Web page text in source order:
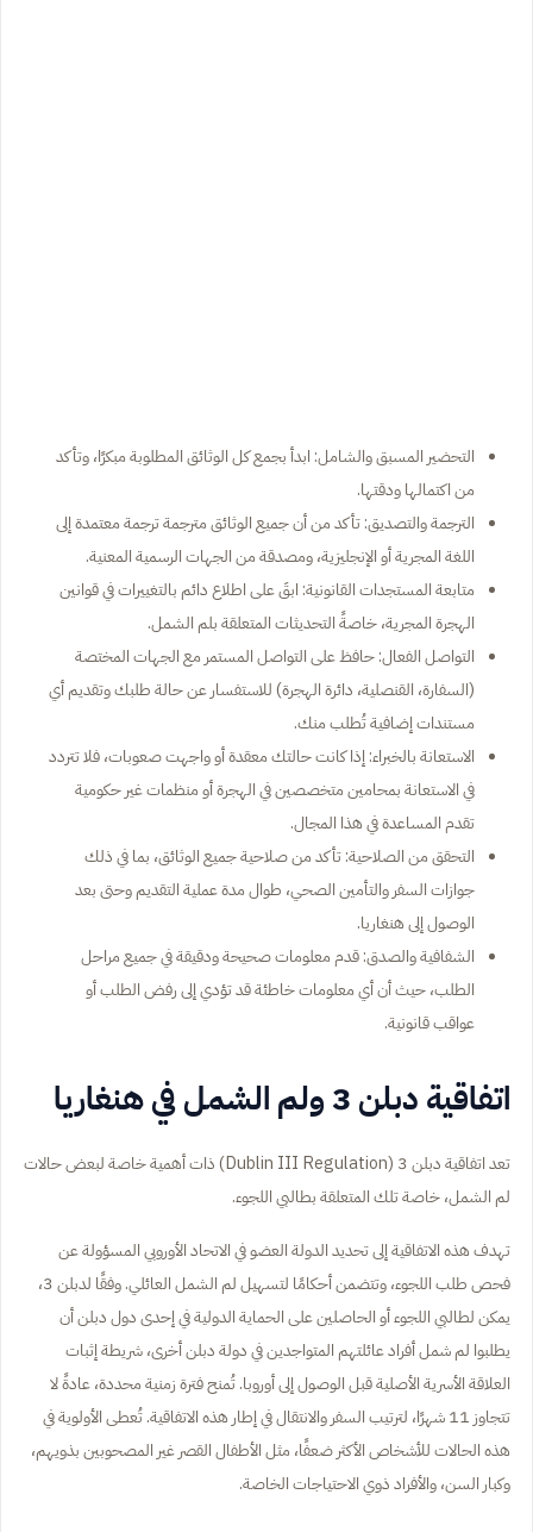
التحضير المسبق والشامل: ابدأ بجمع كل الوثائق المطلوبة مبكرًا، وتأكد
من اكتمالها ودقتها.
الترجمة والتصديق: تأكد من أن جميع الوثائق مترجمة ترجمة معتمدة إلى
اللغة المجرية أو الإنجليزية، ومصدقة من الجهات الرسمية المعنية.
متابعة المستجدات القانونية: ابقَ على اطلاع دائم بالتغييرات في قوانين
الهجرة المجرية، خاصةً التحديثات المتعلقة بلم الشمل.
التواصل الفعال: حافظ على التواصل المستمر مع الجهات المختصة
(السفارة، القنصلية، دائرة الهجرة) للاستفسار عن حالة طلبك وتقديم أي
مستندات إضافية تُطلب منك.
الاستعانة بالخبراء: إذا كانت حالتك معقدة أو واجهت صعوبات، فلا تتردد
في الاستعانة بمحامين متخصصين في الهجرة أو منظمات غير حكومية
تقدم المساعدة في هذا المجال.
التحقق من الصلاحية: تأكد من صلاحية جميع الوثائق، بما في ذلك
جوازات السفر والتأمين الصحي، طوال مدة عملية التقديم وحتى بعد
الوصول إلى هنغاريا.
الشفافية والصدق: قدم معلومات صحيحة ودقيقة في جميع مراحل
الطلب، حيث أن أي معلومات خاطئة قد تؤدي إلى رفض الطلب أو
عواقب قانونية.
اتفاقية دبلن 3 ولم الشمل في هنغاريا
تعد اتفاقية دبلن 3 (Dublin III Regulation) ذات أهمية خاصة لبعض حالات
لم الشمل، خاصة تلك المتعلقة بطالبي اللجوء.
تهدف هذه الاتفاقية إلى تحديد الدولة العضو في الاتحاد الأوروبي المسؤولة عن
فحص طلب اللجوء، وتتضمن أحكامًا لتسهيل لم الشمل العائلي. وفقًا لدبلن 3،
يمكن لطالبي اللجوء أو الحاصلين على الحماية الدولية في إحدى دول دبلن أن
يطلبوا لم شمل أفراد عائلتهم المتواجدين في دولة دبلن أخرى، شريطة إثبات
العلاقة الأسرية الأصلية قبل الوصول إلى أوروبا. تُمنح فترة زمنية محددة، عادةً لا
تتجاوز 11 شهرًا، لترتيب السفر والانتقال في إطار هذه الاتفاقية. تُعطى الأولوية في
هذه الحالات للأشخاص الأكثر ضعفًا، مثل الأطفال القصر غير المصحوبين بذويهم،
وكبار السن، والأفراد ذوي الاحتياجات الخاصة.